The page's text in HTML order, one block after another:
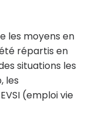
les moyens en
répartis en
situations les
les
(emploi vie